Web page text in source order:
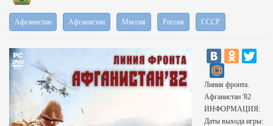
Афганистан Афганистан Миссия Россия СССР
Линия фронта.
Афганистан '82
ИНФОРМАЦИЯ:
Даты выхода игры: